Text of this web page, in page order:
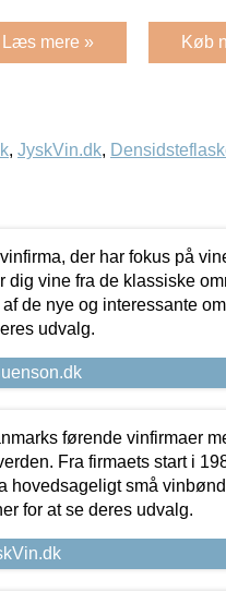
Læs mere » Køb
, JyskVin.dk,
der har fokus på
dig vine fra de klassiske
de nye og interessante
udvalg.
førende vinfirmaer
Fra firmaets start i
hovedsageligt små
for at se deres udvalg.